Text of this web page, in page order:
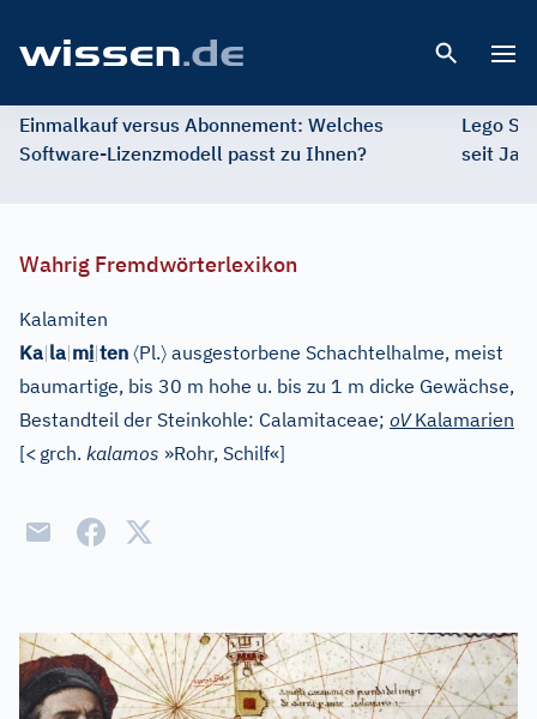
Einmalkauf versus Abonnement: Welches
Software-Lizenzmodell passt zu Ihnen?
Lego
seit
Wahrig Fremdwörterlexikon
Kalamiten
Ka|la|mi|ten 〈Pl.〉 ausgestorbene Schachtelhalme, meist
baumartige, bis 30 m hohe u. bis zu 1 m dicke Gewächse,
Bestandteil der Steinkohle: Calamitaceae; oVKalamarien
[< grch. kalamos »Rohr, Schilf«]